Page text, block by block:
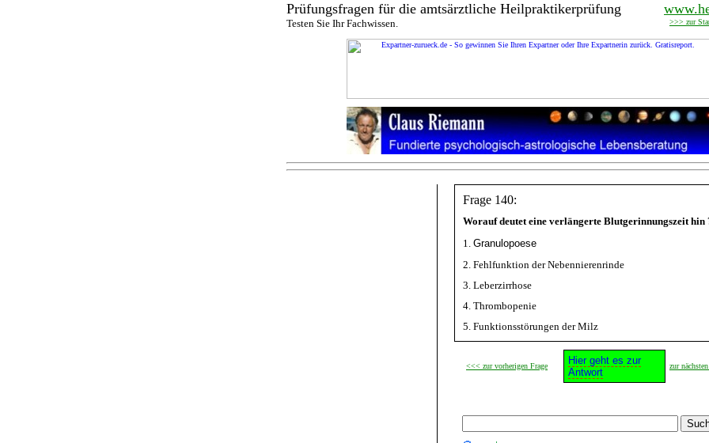
Prüfungsfragen für die amtsärztliche Heilpraktikerprüfung
Testen Sie Ihr Fachwissen. >>> zur
Frage 140:
Worauf deutet eine verlängerte Blutgerinnungszeit hin
1. Granulopoese
2. Fehlfunktion der Nebennierenrinde
3. Leberzirrhose
4. Thrombopenie
5. Funktionsstörungen der Milz
<<< zur vorherigen Frage
Hier geht es zur
Antwort
zur